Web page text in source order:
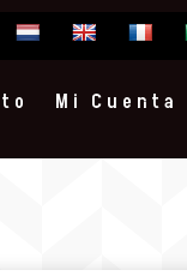
Mi Cuenta